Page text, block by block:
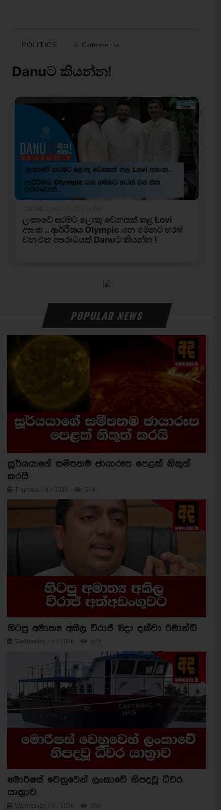
POLITICS 0 Comments
POPULAR NEWS
සූර්යයාගේ සමීපතම ඡායාරූප පෙළක් නිකුත්
කරයි
Thursday / 6 / 2026 554
හිටපු අමාත්‍ය අකිල විරාජ් 18දා දක්වා රිමාන්ඩ්
Wednesday / 5 / 2026 474
මොරිෂස් වෙනුවෙන් ලංකාවේ නිපදවූ ධීවර
යාත්‍රාව
Wednesday / 5 / 2026 366